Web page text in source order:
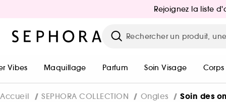
Rejoignez la liste
Vibes Maquillage Parfum Soin Visage Corps
Accueil SEPHORA COLLECTION Ongles Soin des